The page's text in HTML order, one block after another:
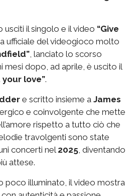
usciti il singolo e il video “Give
ufficiale del videogioco molto
, lanciato lo scorso
mesi dopo, ad aprile, è uscito il
your love”.
e scritto insieme a James
e coinvolgente che mette
rispetto a tutto ciò che
travolgenti sono state
concerti nel 2025 , diventando
attese.
poco illuminato, il video mostra